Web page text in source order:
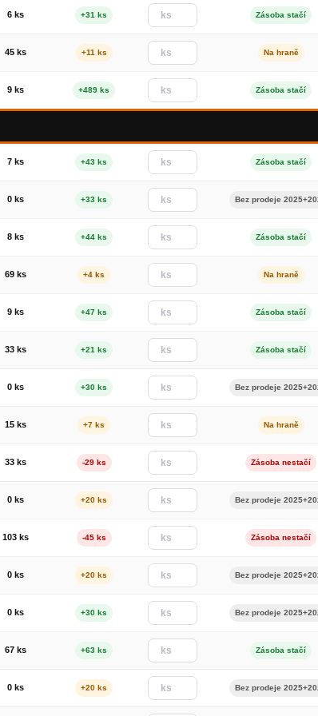
6 ks +31 ks Zásoba stačí
45 ks +11 ks Na hraně
9 ks +489 ks Zásoba stačí
7 ks +43 ks Zásoba stačí
0 ks +33 ks Bez prodeje
8 ks +44 ks Zásoba stačí
69 ks +4 ks Na hraně
9 ks +47 ks Zásoba stačí
33 ks +21 ks Zásoba stačí
0 ks +30 ks Bez prodeje
15 ks +7 ks Na hraně
33 ks -29 ks Zásoba nestačí
0 ks +20 ks Bez prodeje
103 ks -45 ks Zásoba nestačí
0 ks +20 ks Bez prodeje
0 ks +30 ks Bez prodeje
67 ks +63 ks Zásoba stačí
0 ks +20 ks Bez prodeje